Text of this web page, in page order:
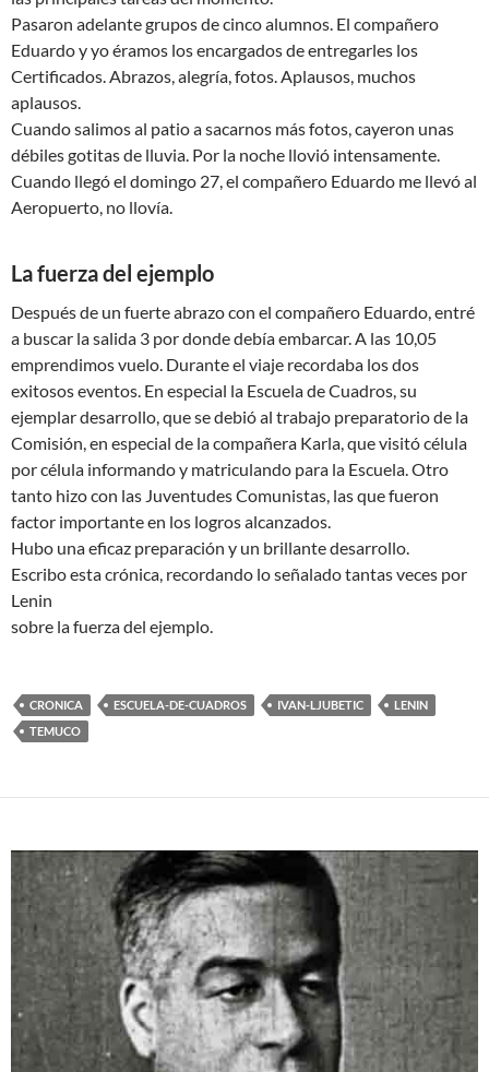
Pasaron adelante grupos de cinco alumnos. El compañero
Eduardo y yo éramos los encargados de entregarles los
Certificados. Abrazos, alegría, fotos. Aplausos, muchos
aplausos.
Cuando salimos al patio a sacarnos más fotos, cayeron unas
débiles gotitas de lluvia. Por la noche llovió intensamente.
Cuando llegó el domingo 27, el compañero Eduardo me llevó al
Aeropuerto, no llovía.
La fuerza del ejemplo
Después de un fuerte abrazo con el compañero Eduardo, entré
a buscar la salida 3 por donde debía embarcar. A las 10,05
emprendimos vuelo. Durante el viaje recordaba los dos
exitosos eventos. En especial la Escuela de Cuadros, su
ejemplar desarrollo, que se debió al trabajo preparatorio de la
Comisión, en especial de la compañera Karla, que visitó célula
por célula informando y matriculando para la Escuela. Otro
tanto hizo con las Juventudes Comunistas, las que fueron
factor importante en los logros alcanzados.
Hubo una eficaz preparación y un brillante desarrollo.
Escribo esta crónica, recordando lo señalado tantas veces por
Lenin
sobre la fuerza del ejemplo.
CRONICA ESCUELA-DE-CUADROS IVAN-LJUBETIC
LENIN
TEMUCO